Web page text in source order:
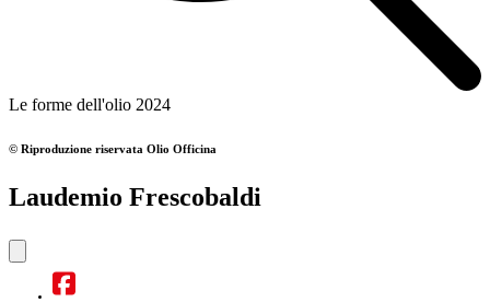
Le forme dell'olio 2024
© Riproduzione riservata Olio Officina
Laudemio Frescobaldi